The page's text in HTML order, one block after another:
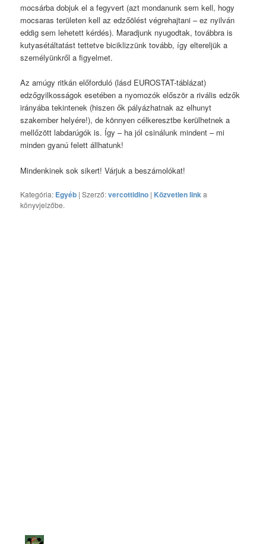
mocsárba dobjuk el a fegyvert (azt mondanunk sem kell, hogy
mocsaras területen kell az edzőölést végrehajtani – ez nyilván
eddig sem lehetett kérdés). Maradjunk nyugodtak, továbbra is
kutyasétáltatást tettetve biciklizzünk tovább, így eltereljük a
személyünkről a figyelmet.
Az amúgy ritkán előforduló (lásd EUROSTAT-táblázat)
edzőgyilkosságok esetében a nyomozók először a rivális edzők
irányába tekintenek (hiszen ők pályázhatnak az elhunyt
szakember helyére!), de könnyen célkeresztbe kerülhetnek a
mellőzött labdarúgók is. Így – ha jól csinálunk mindent – mi
minden gyanú felett állhatunk!
Mindenkinek sok sikert! Várjuk a beszámolókat!
Kategória: Egyéb | Szerző:vercottidino | Közvetlen linka
könyvjelzőbe.